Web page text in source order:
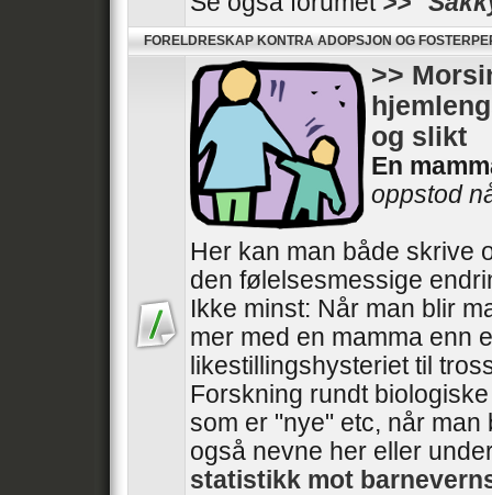
FORELDRESKAP KONTRA ADOPSJON OG
>>
og slikt
En
oppstod
Her kan man både skrive
den følelsesmessige
Ikke minst: Når man blir
mer med en mamma enn
likestillingshysteriet til
Forskning rundt
som er "nye" etc, når man
også nevne her eller
statistikk mot